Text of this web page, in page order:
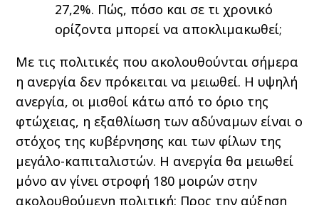
27,2%. Πώς, πόσο και σε τι χρονικό
ορίζοντα μπορεί να αποκλιμακωθεί;
Με τις πολιτικές που ακολουθούνται σήμερα
η ανεργία δεν πρόκειται να μειωθεί. Η υψηλή
ανεργία, οι μισθοί κάτω από το όριο της
φτώχειας, η εξαθλίωση των αδύναμων είναι ο
στόχος της κυβέρνησης και των φίλων της
μεγάλο-καπιταλιστών. Η ανεργία θα μειωθεί
μόνο αν γίνει στροφή 180 μοιρών στην
ακολουθούμενη πολιτική: Προς την αύξηση